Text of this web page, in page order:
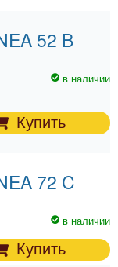
52 B
в наличии
Купить
72 C
в наличии
Купить